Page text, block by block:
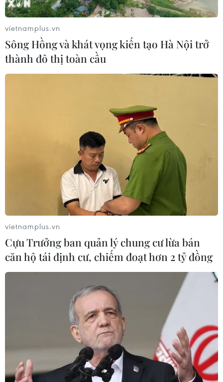
hạt nhân hóa Triều Tiên
Một cách tiếp cận thực tế sẽ mang lại cho Triều Tiên
được dỡ bỏ một phần lệnh trừng phạt và sự hợp tác
kinh tế liên Triều để đổi lấy bước đi cụ thể, có kiểm
chứng hướng tới phi hạt nhân hóa.
Triều Tiên cảnh báo Mỹ đưa ra đề xuất
vietnamplus.vn
Sông Hồng và khát vọng kiến tạo Hà Nội trở
thành đô thị toàn cầu
vietnamplus.vn
Cựu Trưởng ban quản lý chung cư lừa bán
căn hộ tái định cư, chiếm đoạt hơn 2 tỷ đồng